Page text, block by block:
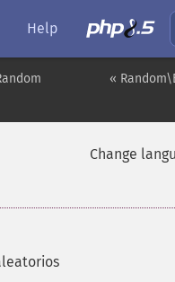
Help
«
Change